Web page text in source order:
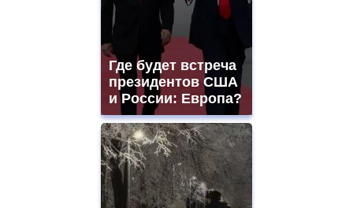
Где будет встреча
президентов США
и России: Европа?